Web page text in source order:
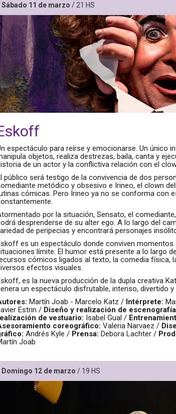
Sábado 11 de marzo / 21 HS
espectáculo para reírse y emocionarse. Un único
objetos, realiza destrezas, baila, canta y
de un actor y la conflictiva relación con el
público será testigo de la convivencia de dos
metódico y obsesivo e Irineo, el clown
cómicas. Pero Irineo ya no se conforma con
por la situación, Sensato, el
desprenderse de su alter ego. A lo largo del
de peripecias y encontrará personajes
es un espectáculo donde conviven
límite. El humor está presente a lo largo
cómicos ligados al texto, la comedia física,
efectos visuales.
es la nueva producción de la dupla creativa
un espectáculo disfrutable, intenso, divertido y
Martín Joab - Marcelo Katz / Intérprete:
Estrin / Diseño y realización de
de vestuario: Isabel Gual /
coreográfico: Valeria Narvaez /
Andrés Kyle / Prensa: Debora Lachter /
Joab
Domingo 12 de marzo / 19 HS